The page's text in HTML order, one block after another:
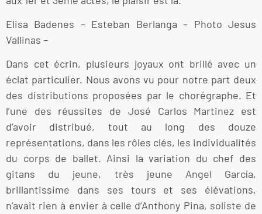
Elisa Badenes – Esteban Berlanga – Photo Jesus
Vallinas –
Dans cet écrin, plusieurs joyaux ont brillé avec un
éclat particulier. Nous avons vu pour notre part deux
des distributions proposées par le chorégraphe. Et
l’une des réussites de José Carlos Martinez est
d’avoir distribué, tout au long des douze
représentations, dans les rôles clés, les individualités
du corps de ballet. Ainsi la variation du chef des
gitans du jeune, très jeune Angel García,
brillantissime dans ses tours et ses élévations,
n’avait rien à envier à celle d’Anthony Pina, soliste de